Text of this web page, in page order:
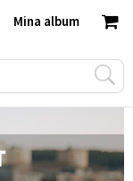
Mina album